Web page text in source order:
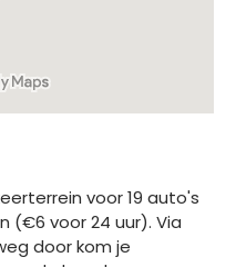
voor 19 auto's
(€6 voor 24 uur). Via
door kom je